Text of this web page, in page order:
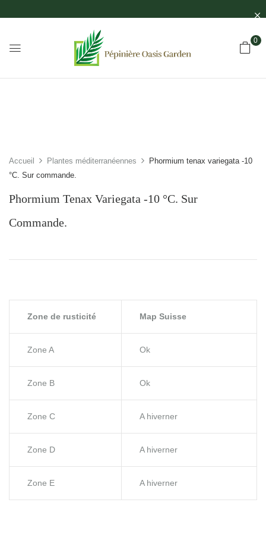
0
Accueil Plantes méditerranéennes
Phormium tenax variegata -10
°C. Sur commande.
Phormium Tenax Variegata -10 °C. Sur
Commande.
Zone de rusticité Map Suisse
Zone A Ok
Zone B Ok
Zone C A hiverner
Zone D A hiverner
Zone E A hiverner